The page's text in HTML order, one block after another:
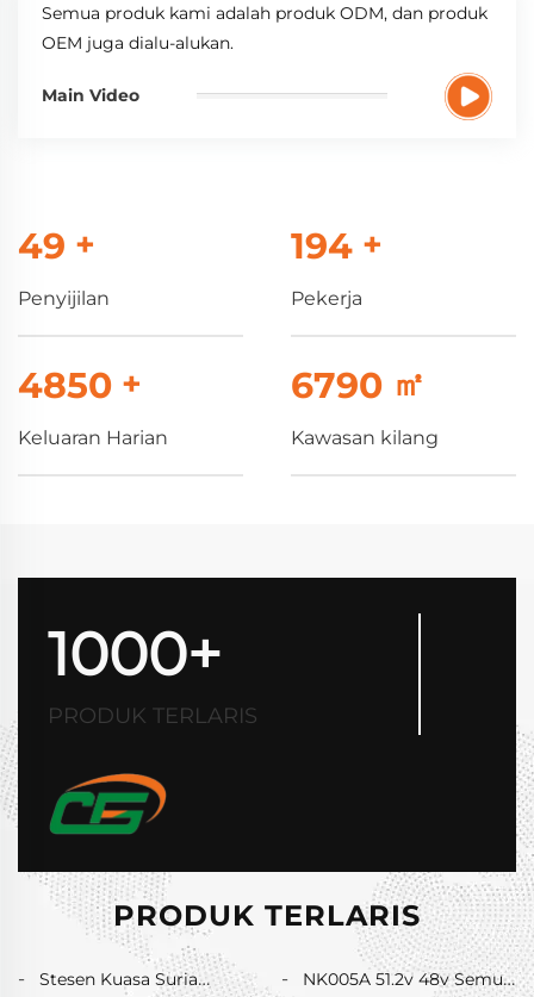
Semua produk kami adalah produk ODM, dan produk
OEM juga dialu-alukan.
Main Video
50 +
Penyijilan
200 +
Pekerja
5000 +
Keluaran Harian
7000 ㎡
Kawasan kilang
1000+
PRODUK TERLARIS
PRODUK TERLARIS
Stesen Kuasa Suria
NK005A 51.2v 48v Semua